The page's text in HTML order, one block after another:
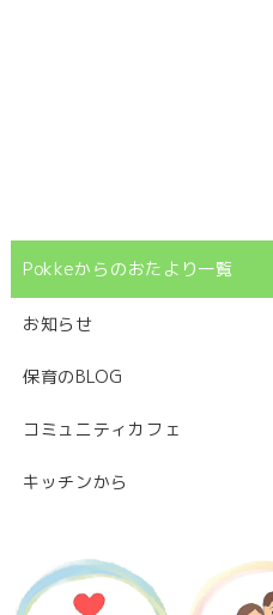
Pokkeからのおたより一覧
お知らせ
保育のBLOG
コミュニティカフェ
キッチンから